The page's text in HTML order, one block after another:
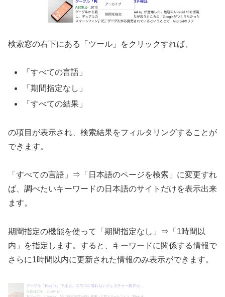
検索窓の右下にある「ツール」をクリックすれば、
「すべての言語」
「期間指定なし」
「すべての結果」
の項目が表示され、検索結果をフィルタリングすることが
できます。
「すべての言語」⇒「日本語のページを検索」に変更すれ
ば、調べたいキーワードの日本語のサイトだけを表示出来
ます。
期間指定の機能を使って「期間指定なし」⇒「1時間以
内」を指定します。すると、キーワードに関係する情報で
さらに1時間以内に更新された情報のみ表示ができます。